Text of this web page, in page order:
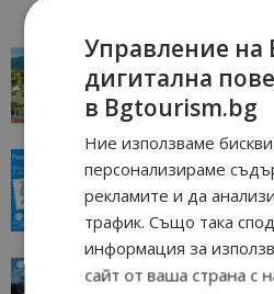
“Пощенска
отвъд очакваното
Петрич 11/07/2026
“Пощенска
всички времена
Пловдив 23/06/
традициите,
Управление на
дигитална
в Bgtourism.bg
Ние използваме
персонализираме
рекламите и да
трафик. Също така
информация за
сайт от ваша страна с